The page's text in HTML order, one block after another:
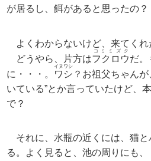
が居るし、餌があると思ったの？
よくわからないけど、来てくれ
どうやら、片方はフクロウ
コミミズク
だ。
に・・・。
ワシ
イヌワシ
？お祖父ちゃん
いている”とか言っていたけど、
で？
それに、水瓶の近くには、猫と
る。よく見ると、池の周りにも